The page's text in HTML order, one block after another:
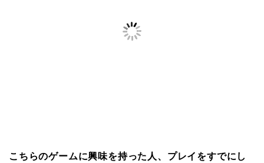
こちらのゲームに興味を持った人、プレイをすでにし